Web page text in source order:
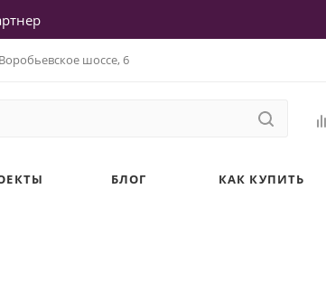
шоссе, 6
БЛОГ КАК КУПИТЬ